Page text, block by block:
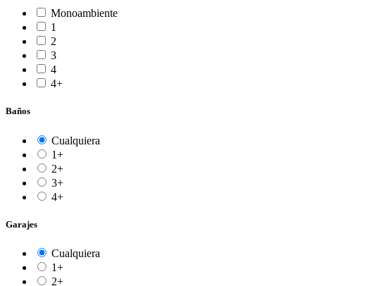
Monoambiente
1
2
3
4
4+
Baños
Cualquiera
1+
2+
3+
4+
Garajes
Cualquiera
1+
2+